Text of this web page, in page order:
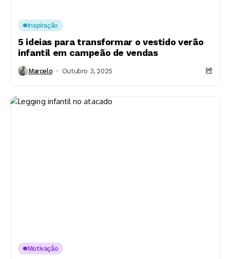
Inspiração
5 ideias para transformar o vestido verão
infantil em campeão de vendas
Marcelo Outubro 3, 2025
Motivação